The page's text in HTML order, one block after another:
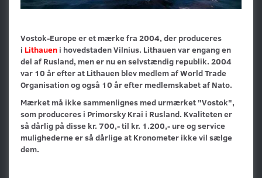
Vostok-Europe er et mærke fra 2004, der produceres
i Lithauen i hovedstaden Vilnius. Lithauen var engang en
del af Rusland, men er nu en selvstændig republik. 2004
var 10 år efter at Lithauen blev medlem af World Trade
Organisation og også 10 år efter medlemskabet af Nato.
Mærket må ikke sammenlignes med urmærket "Vostok",
som produceres i Primorsky Krai i Rusland. Kvaliteten er
så dårlig på disse kr. 700,- til kr. 1.200,- ure og service
mulighederne er så dårlige at Kronometer ikke vil sælge
dem.